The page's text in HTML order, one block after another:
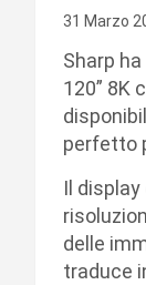
31 Marzo
Sharp
120” 8K
perfetto
Il
delle
traduce